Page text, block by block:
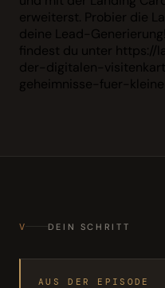
erweiterst. Probier die
deine Lead-
findest du unter https://
der-digitalen-
geheimnisse-fuer-
V DEIN SCHRITT
AUS DER EPISODE